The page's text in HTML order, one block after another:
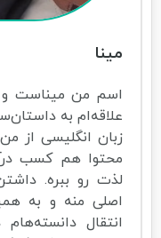
مینا
علاقه‌ام به
زبان انگلیسی از
محتوا هم کسب
لذت رو ببره.
اصلی منه و به
انتقال